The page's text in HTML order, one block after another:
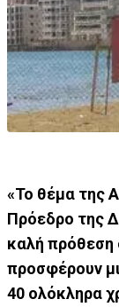
«Το θέμα της
Πρόεδρο της
καλή πρόθεση
προσφέρουν
40 ολόκληρα